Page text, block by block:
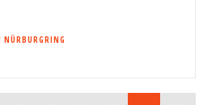
NÜRBURGRING